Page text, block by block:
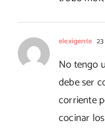
elexigente
No tengo
debe ser
corriente
cocinar